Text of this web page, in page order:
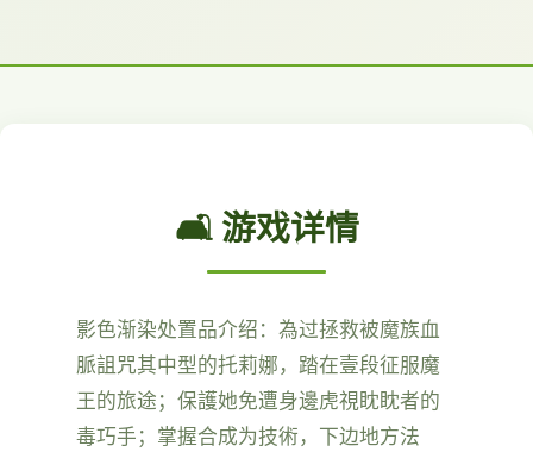
🛋️ 游戏详情
影色渐染处置品介绍：為过拯救被魔族血
脈詛咒其中型的托莉娜，踏在壹段征服魔
王的旅途；保護她免遭身邊虎視眈眈者的
毒巧手；掌握合成为技術，下边地方法